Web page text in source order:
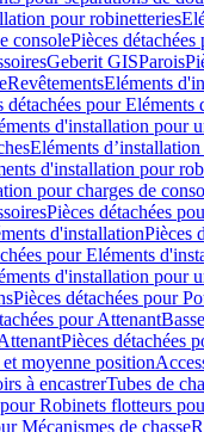
pour robinetteries
consolePièces
Geberit GISParois
RevêtementsEléments
détachées pour
d'installation pour
Eléments
d'installation pour
pour charges de
Pièces détachées
d'installationPièces
pour Eléments
d'installation pour
Pièces détachées pour
pour Attenant
Pièces détachées
et moyenne position
à encastrerTubes de
Robinets flotteurs
Mécanismes de chasse